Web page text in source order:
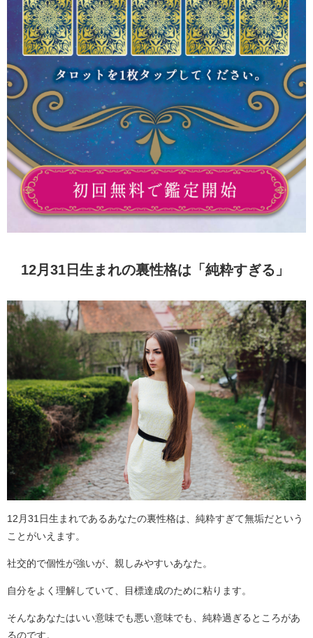
12月31日生まれの裏性格は「純粋すぎる」
12月31日生まれであるあなたの裏性格は、純粋すぎて無垢だという
ことがいえます。
社交的で個性が強いが、親しみやすいあなた。
自分をよく理解していて、目標達成のために粘ります。
そんなあなたはいい意味でも悪い意味でも、純粋過ぎるところがあ
るのです。